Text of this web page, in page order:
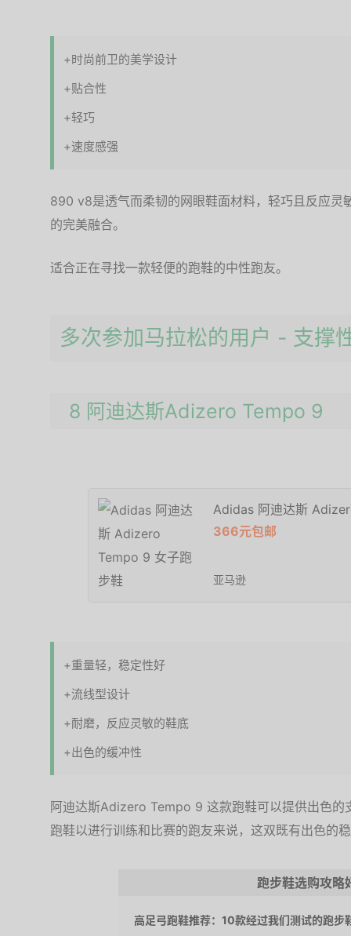
+时尚前卫的美学设计
+贴合性
+轻巧
+速度感强
890 v8是透气而柔韧的网眼鞋面材料，轻巧且反应灵
的完美融合。
适合正在寻找一款轻便的跑鞋的中性跑友。
多次参加马拉松的用户 - 支撑
8 阿迪达斯Adizero Tempo 9
Adidas 阿迪达斯
366元包邮
亚马逊
+重量轻，稳定性好
+流线型设计
+耐磨，反应灵敏的鞋底
+出色的缓冲性
阿迪达斯Adizero Tempo 9 这款跑鞋可以提供出色的
跑鞋以进行训练和比赛的跑友来说，这双既有出色的
跑步鞋选购攻略
高足弓跑鞋推荐：10款经过我们测试的跑步